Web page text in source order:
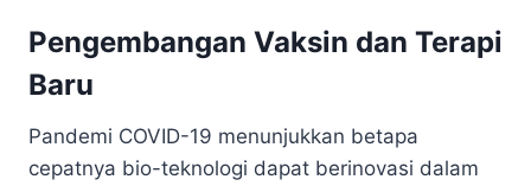
Pengembangan Vaksin dan Terapi
Baru
Pandemi COVID-19 menunjukkan betapa
cepatnya bio-teknologi dapat berinovasi dalam